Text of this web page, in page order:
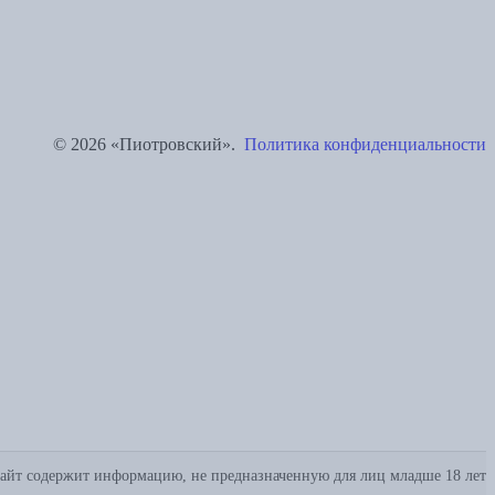
© 2026 «Пиотровский». Политика конфиденциальности
содержит информацию, не предназначенную для лиц младше 18 лет